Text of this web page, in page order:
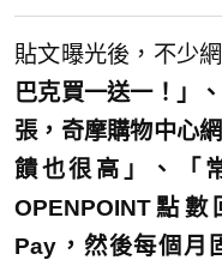
貼文曝光後，不少
巴克買一送一！」
張，奇摩購物中心
饋也很高」、「
OPENPOINT點
Pay，然後每個月